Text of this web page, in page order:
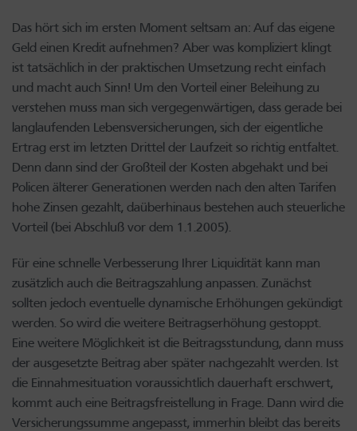
Das hört sich im ersten Moment seltsam an: Auf das eigene
Geld einen Kredit aufnehmen? Aber was kompliziert klingt
ist tatsächlich in der praktischen Umsetzung recht einfach
und macht auch Sinn! Um den Vorteil einer Beleihung zu
verstehen muss man sich vergegenwärtigen, dass gerade bei
langlaufenden Lebensversicherungen, sich der eigentliche
Ertrag erst im letzten Drittel der Laufzeit so richtig entfaltet.
Denn dann sind der Großteil der Kosten abgehakt und bei
Policen älterer Generationen werden nach den alten Tarifen
hohe Zinsen gezahlt, daüberhinaus bestehen auch steuerliche
Vorteil (bei Abschluß vor dem 1.1.2005).
Für eine schnelle Verbesserung Ihrer Liquidität kann man
zusätzlich auch die Beitragszahlung anpassen. Zunächst
sollten jedoch eventuelle dynamische Erhöhungen gekündigt
werden. So wird die weitere Beitragserhöhung gestoppt.
Eine weitere Möglichkeit ist die Beitragsstundung, dann muss
der ausgesetzte Beitrag aber später nachgezahlt werden. Ist
die Einnahmesituation voraussichtlich dauerhaft erschwert,
kommt auch eine Beitragsfreistellung in Frage. Dann wird die
Versicherungssumme angepasst, immerhin bleibt das bereits